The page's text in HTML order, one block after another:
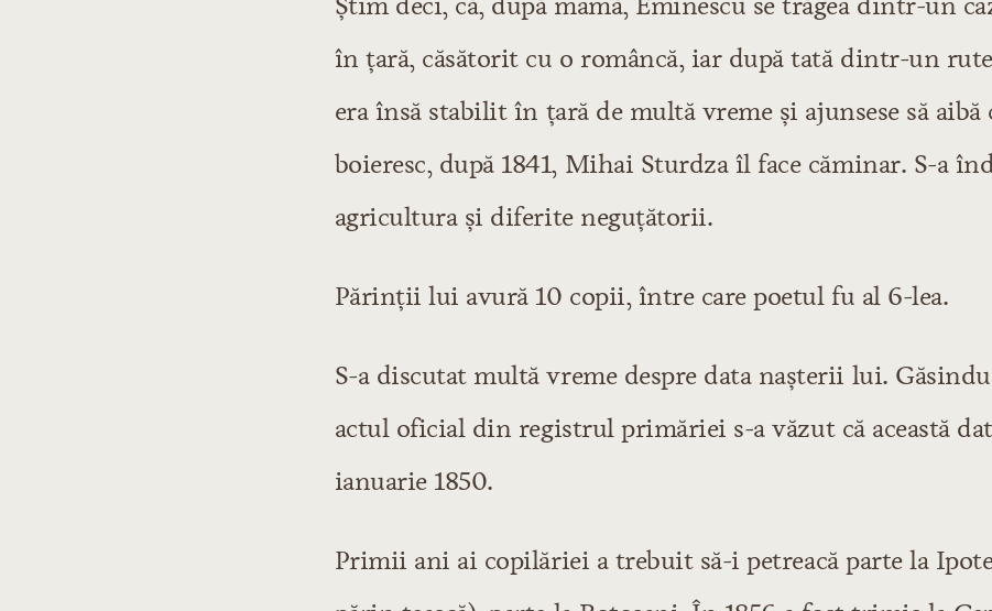
Secolul XVII
Secolul XVIII
Şcoala ardeleană
Samuil Micu
George Şincai
Budai-Deleanu
Începuturile literaturii moderne
Perioada eroică
1830-1835
în ţară, căsătorit cu o româncă, iar după tată dintr-un
era însă stabilit în ţară de multă vreme şi ajunsese să
boieresc, după 1841, Mihai Sturdza îl face căminar. S-a
agricultura şi diferite neguţătorii.
Părinţii lui avură 10 copii, între care poetul fu al 6-lea.
S-a discutat multă vreme despre data naşterii lui.
actul oficial din registrul primăriei s-a văzut că această
ianuarie 1850.
Primii ani ai copilăriei a trebuit să-i petreacă parte la